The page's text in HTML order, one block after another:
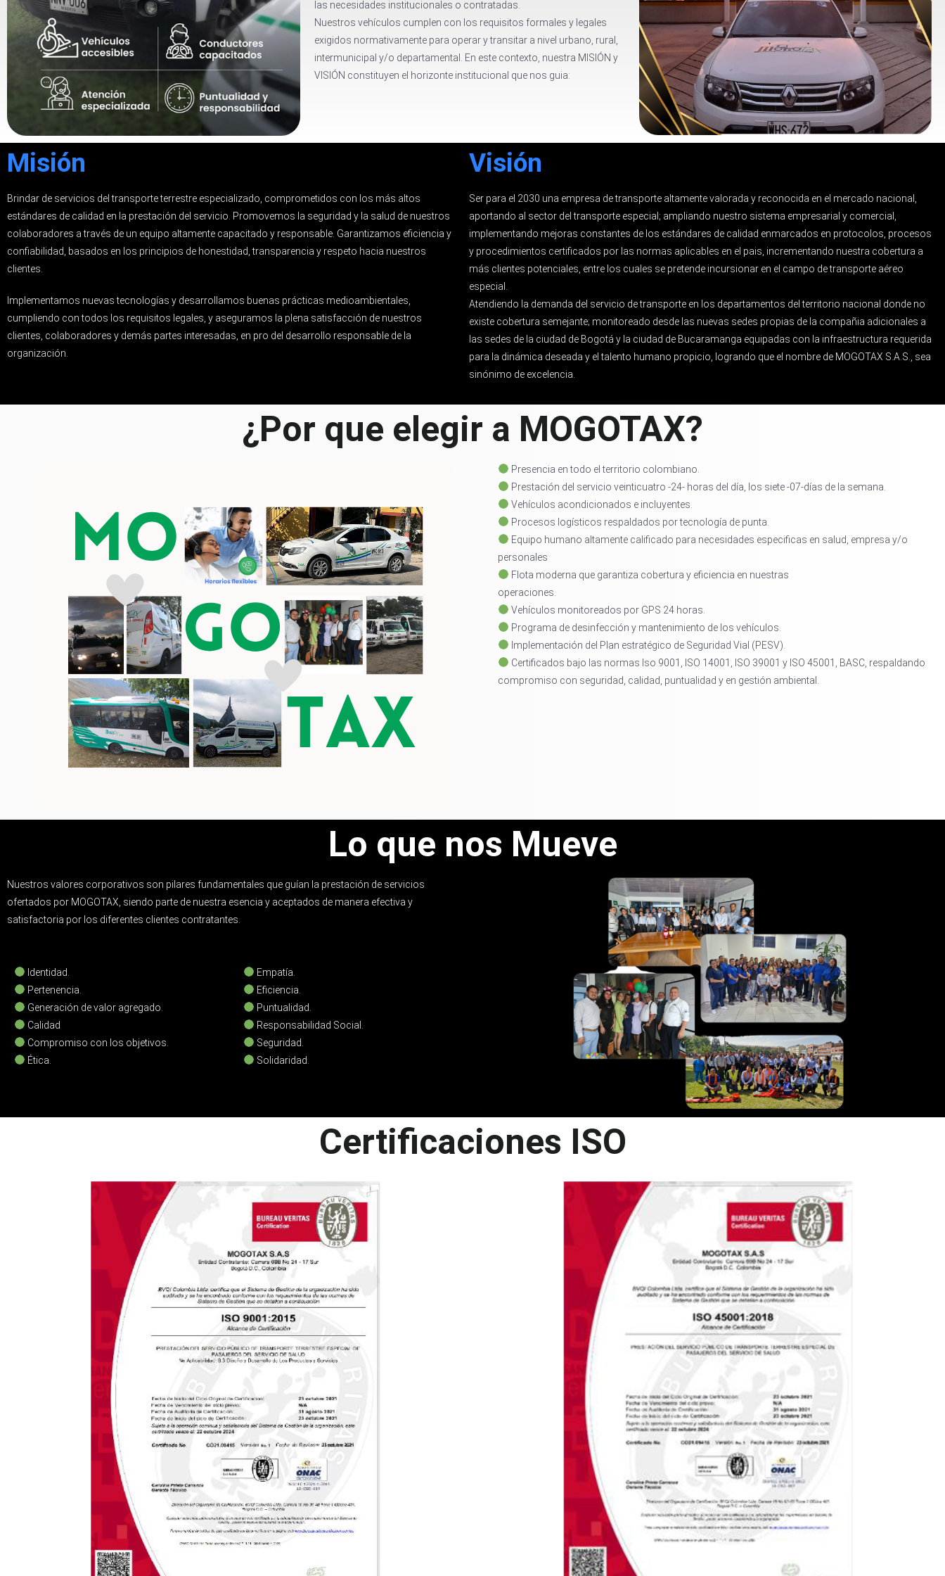
las necesidades institucionales o contratadas.
Nuestros vehículos cumplen con los requisitos formales y legales
exigidos normativamente para operar y transitar a nivel urbano, rural,
intermunicipal y/o departamental. En este contexto, nuestra MISIÓN y
VISIÓN constituyen el horizonte institucional que nos guia:
Misión
Brindar de servicios del transporte terrestre especializado, comprometidos con los más altos
estándares de calidad en la prestación del servicio. Promovemos la seguridad y la salud de nuestros
colaboradores a través de un equipo altamente capacitado y responsable. Garantizamos eficiencia y
confiabilidad, basados en los principios de honestidad, transparencia y respeto hacia nuestros
clientes.
Implementamos nuevas tecnologías y desarrollamos buenas prácticas medioambientales,
cumpliendo con todos los requisitos legales, y aseguramos la plena satisfacción de nuestros
clientes, colaboradores y demás partes interesadas, en pro del desarrollo responsable de la
organización.
Visión
Ser para el 2030 una empresa de transporte altamente valorada y reconocida en el mercado nacional,
aportando al sector del transporte especial; ampliando nuestro sistema empresarial y comercial,
implementando mejoras constantes de los estándares de calidad enmarcados en protocolos, procesos
y procedimientos certificados por las normas aplicables en el pais, incrementando nuestra cobertura a
más clientes potenciales, entre los cuales se pretende incursionar en el campo de transporte aéreo
especial.
Atendiendo la demanda del servicio de transporte en los departamentos del territorio nacional donde no
existe cobertura semejante; monitoreado desde las nuevas sedes propias de la compañia adicionales a
las sedes de la ciudad de Bogotá y la ciudad de Bucaramanga equipadas con la infraestructura requerida
para la dinámica deseada y el talento humano propicio, logrando que el nombre de MOGOTAX S.A.S., sea
sinónimo de excelencia.
¿Por que elegir a MOGOTAX?
Presencia en todo el territorio colombiano.
Prestación del servicio veinticuatro -24- horas del día, los siete -07-días de la semana.
Vehículos acondicionados e incluyentes.
Procesos logísticos respaldados por tecnología de punta.
Equipo humano altamente calificado para necesidades especificas en salud, empresa y/o
personales
Flota moderna que garantiza cobertura y eficiencia en nuestras
operaciones.
Vehículos monitoreados por GPS 24 horas.
Programa de desinfección y mantenimiento de los vehículos.
Implementación del Plan estratégico de Seguridad Vial (PESV).
Certificados bajo las normas Iso 9001, ISO 14001, ISO 39001 y ISO 45001, BASC, respaldando
compromiso con seguridad, calidad, puntualidad y en gestión ambiental.
Lo que nos Mueve
Nuestros valores corporativos son pilares fundamentales que guían la prestación de servicios
ofertados por MOGOTAX, siendo parte de nuestra esencia y aceptados de manera efectiva y
satisfactoria por los diferentes clientes contratantes.
Identidad.
Pertenencia.
Generación de valor agregado.
Calidad
Compromiso con los objetivos.
Ética.
Empatía.
Eficiencia.
Puntualidad.
Responsabilidad Social.
Seguridad.
Solidaridad.
Certificaciones ISO